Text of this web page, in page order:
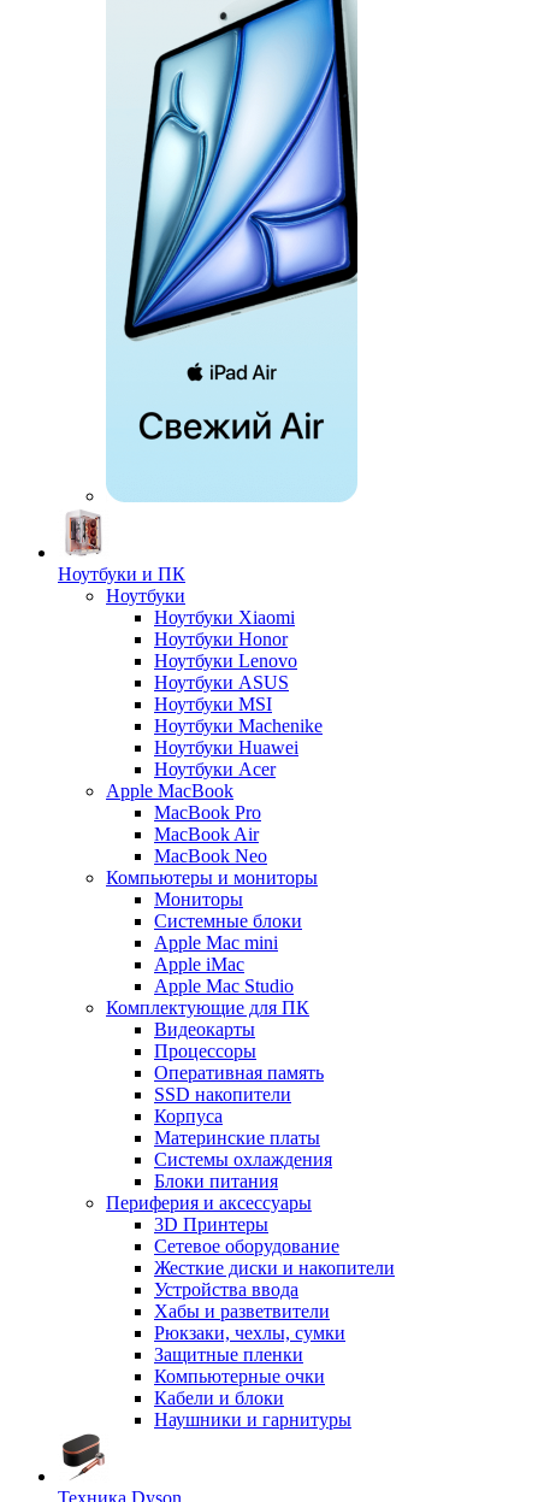
Ноутбуки и ПК
Ноутбуки
Ноутбуки Xiaomi
Ноутбуки Honor
Ноутбуки Lenovo
Ноутбуки ASUS
Ноутбуки MSI
Ноутбуки Machenike
Ноутбуки Huawei
Ноутбуки Acer
Apple MacBook
MacBook Pro
MacBook Air
MacBook Neo
Компьютеры и мониторы
Мониторы
Системные блоки
Apple Mac mini
Apple iMac
Apple Mac Studio
Комплектующие для ПК
Видеокарты
Процессоры
Оперативная память
SSD накопители
Корпуса
Материнские платы
Системы охлаждения
Блоки питания
Периферия и аксессуары
3D Принтеры
Сетевое оборудование
Жесткие диски и накопители
Устройства ввода
Хабы и разветвители
Рюкзаки, чехлы, сумки
Защитные пленки
Компьютерные очки
Кабели и блоки
Наушники и гарнитуры
Техника Dyson